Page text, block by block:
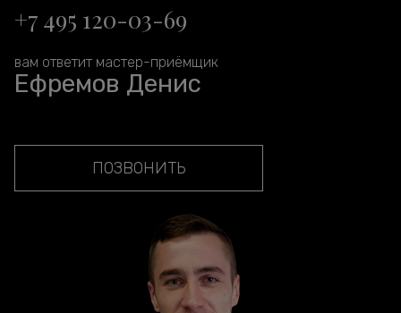
+7 495 120-03-69
вам ответит мастер-приёмщик
Ефремов Денис
ПОЗВОНИТЬ